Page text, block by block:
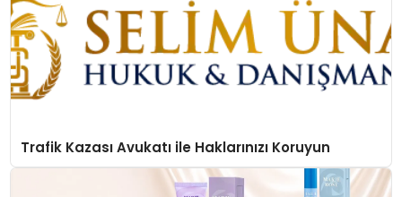
Trafik Kazası Avukatı ile Haklarınızı Koruyun